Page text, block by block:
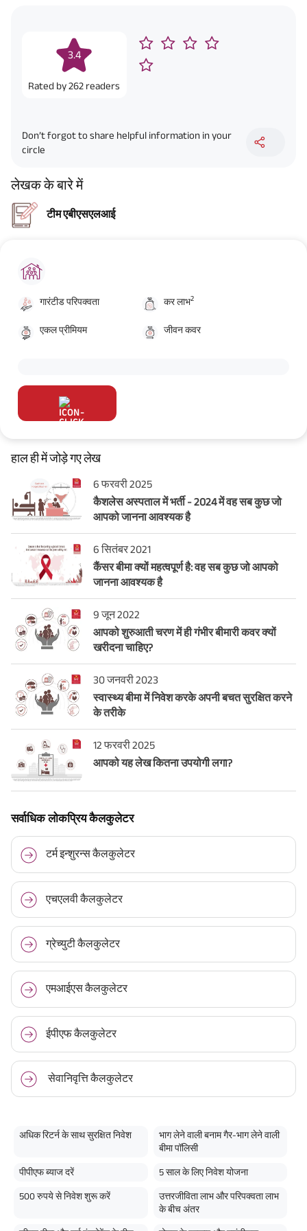
3.4
Rated by262 readers
Don’t forgot to share helpful information in your
circle
लेखक के बारे में
टीम एबीएसएलआई
गारंटीड परिपक्वता कर लाभ2
एकल प्रीमियम जीवन कवर
हाल ही में जोड़े गए लेख
6 फरवरी 2025
कैशलेस अस्पताल में भर्ती - 2024 में वह सब कुछ जो
आपको जानना आवश्यक है
6 सितंबर 2021
कैंसर बीमा क्यों महत्वपूर्ण है: वह सब कुछ जो आपको
जानना आवश्यक है
9 जून 2022
आपको शुरुआती चरण में ही गंभीर बीमारी कवर क्यों
खरीदना चाहिए?
30 जनवरी 2023
स्वास्थ्य बीमा में निवेश करके अपनी बचत सुरक्षित करने
के तरीके
12 फरवरी 2025
आपको यह लेख कितना उपयोगी लगा?
सर्वाधिक लोकप्रिय कैलकुलेटर
टर्म इन्शुरन्स कैलकुलेटर
एचएलवी कैलकुलेटर
ग्रेच्युटी कैलकुलेटर
एमआईएस कैलकुलेटर
ईपीएफ कैलकुलेटर
सेवानिवृत्ति कैलकुलेटर
अधिक रिटर्न के साथ सुरक्षित निवेश
भाग लेने वाली बनाम गैर-भाग लेने वाली
बीमा पॉलिसी
पीपीएफ ब्याज दरें 5 साल के लिए निवेश योजना
500 रुपये से निवेश शुरू करें
उत्तरजीविता लाभ और परिपक्वता लाभ
के बीच अंतर